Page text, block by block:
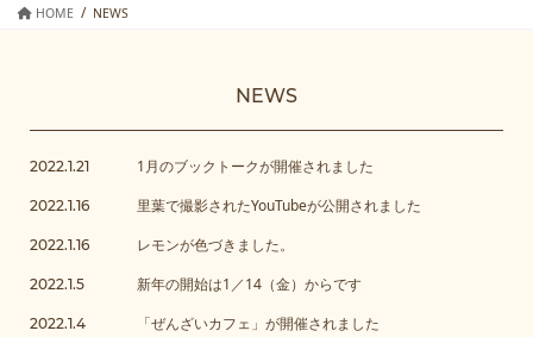
HOME NEWS
NEWS
2022.1.21 1月のブックトークが開催されました
2022.1.16 里葉で撮影されたYouTubeが公開されました
2022.1.16 レモンが色づきました。
2022.1.5 新年の開始は1／14（金）からです
2022.1.4 「ぜんざいカフェ」が開催されました